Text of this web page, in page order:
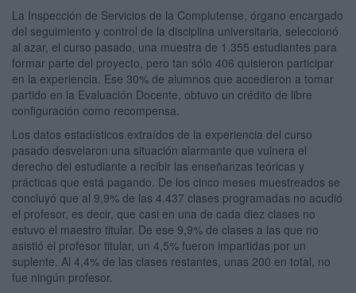
La Inspección de Servicios de la Complutense, órgano encargado
del seguimiento y control de la disciplina universitaria, seleccionó
al azar, el curso pasado, una muestra de 1.355 estudiantes para
formar parte del proyecto, pero tan sólo 406 quisieron participar
en la experiencia. Ese 30% de alumnos que accedieron a tomar
partido en la Evaluación Docente, obtuvo un crédito de libre
configuración como recompensa.
Los datos estadísticos extraídos de la experiencia del curso
pasado desvelaron una situación alarmante que vulnera el
derecho del estudiante a recibir las enseñanzas teóricas y
prácticas que está pagando. De los cinco meses muestreados se
concluyó que al 9,9% de las 4.437 clases programadas no acudió
el profesor, es decir, que casi en una de cada diez clases no
estuvo el maestro titular. De ese 9,9% de clases a las que no
asistió el profesor titular, un 4,5% fueron impartidas por un
suplente. Al 4,4% de las clases restantes, unas 200 en total, no
fue ningún profesor.